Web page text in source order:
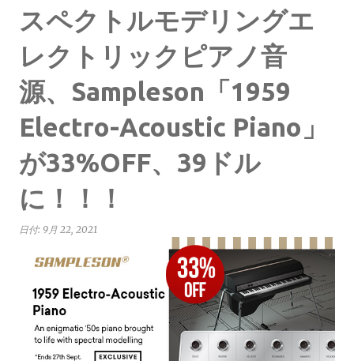
スペクトルモデリングエ
レクトリックピアノ音
源、Sampleson「1959
Electro-Acoustic Piano」
が33%OFF、39ドル
に！！！
日付: 9月 22, 2021